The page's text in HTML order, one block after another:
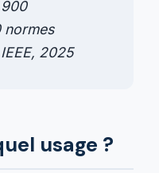
normes
2025
usage ?